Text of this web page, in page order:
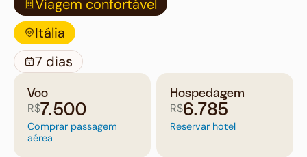
Viagem confortável
Itália
7 dias
Voo
R$7.500
Comprar passagem
aérea
Hospedagem
R$6.785
Reservar hotel